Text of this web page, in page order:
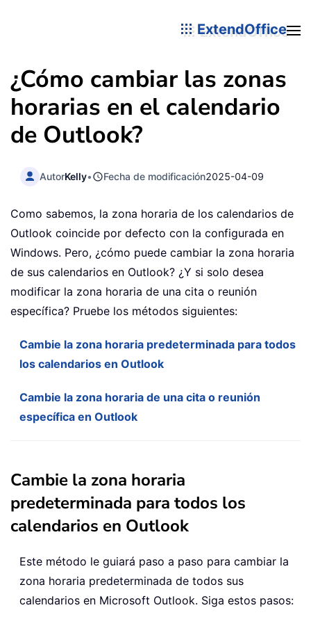
ExtendOffice
¿Cómo cambiar las zonas
horarias en el calendario
de Outlook?
AutorKelly• Fecha de modificación2025-04-09
Como sabemos, la zona horaria de los calendarios de
Outlook coincide por defecto con la configurada en
Windows. Pero, ¿cómo puede cambiar la zona horaria
de sus calendarios en Outlook? ¿Y si solo desea
modificar la zona horaria de una cita o reunión
específica? Pruebe los métodos siguientes:
Cambie la zona horaria predeterminada para todos
los calendarios en Outlook
Cambie la zona horaria de una cita o reunión
específica en Outlook
Cambie la zona horaria
predeterminada para todos los
calendarios en Outlook
Este método le guiará paso a paso para cambiar la
zona horaria predeterminada de todos sus
calendarios en Microsoft Outlook. Siga estos pasos: